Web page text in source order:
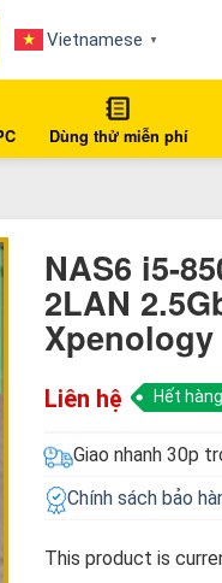
Vietnamese ▼
Dùng thử miễn phí
NAS6 i5-
2LAN
Xpenology
Liên hệ Hết hàng
Giao nhanh 30p
Chính sách bảo
This product is